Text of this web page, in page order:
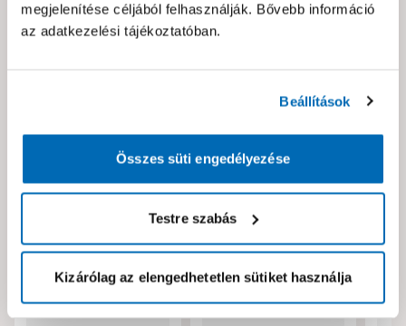
megjelenítése céljából felhasználják. Bővebb információ
az adatkezelési tájékoztatóban.
Beállítások
Összes süti engedélyezése
Testre szabás
Kizárólag az elengedhetetlen sütiket használja
Hibát találtál az oldalon vagy a termék leírásában?
Kérjük jelezd nekünk!